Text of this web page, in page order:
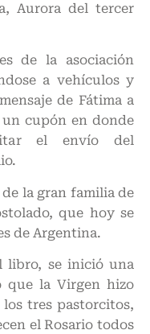
Aurora del tercer
de la asociación
a vehículos y
de Fátima a
cupón en donde
el envío del
la gran familia de
que hoy se
de Argentina.
libro, se inició una
que la Virgen hizo
tres pastorcitos,
el Rosario todos